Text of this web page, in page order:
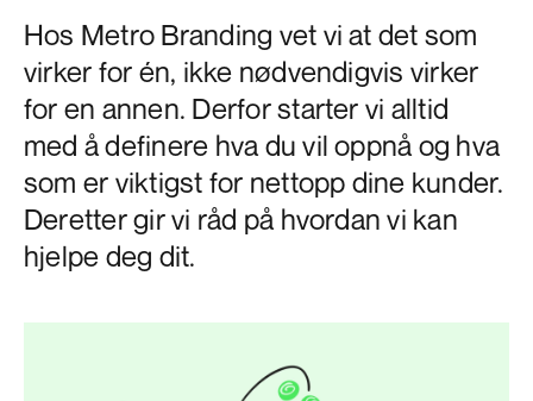
Hos Metro Branding vet vi at det som
virker for én, ikke nødvendigvis virker
for en annen. Derfor starter vi alltid
med å definere hva du vil oppnå og hva
som er viktigst for nettopp dine kunder.
Deretter gir vi råd på hvordan vi kan
hjelpe deg dit.